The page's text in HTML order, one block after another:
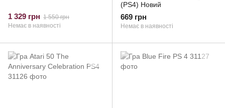
1 329 грн 1 550 грн
Немає в наявності
(PS4) Новий
669 грн
Немає в наявності